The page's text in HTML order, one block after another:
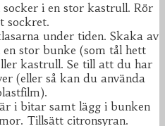
i en stor kastrull. Rör
sockret.
under tiden. Skaka av
stor bunke (som tål hett
kastrull. Se till att du har
(eller så kan du använda
i bitar samt lägg i bunken
Tillsätt citronsyran.